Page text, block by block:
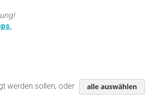
werden sollen, oder alle auswählen